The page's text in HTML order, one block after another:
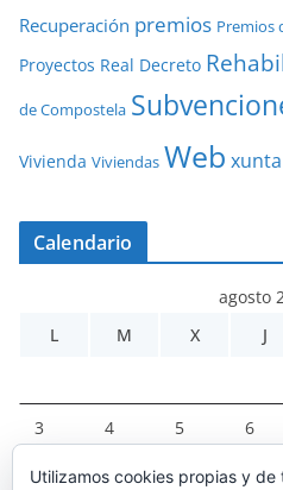
Recuperación premios Premios
Proyectos Real Decreto
de Compostela
Vivienda Viviendas Web
Calendario
agosto
L
M X J
3 4 5 6
10 11 12 13
Utilizamos cookies propias y